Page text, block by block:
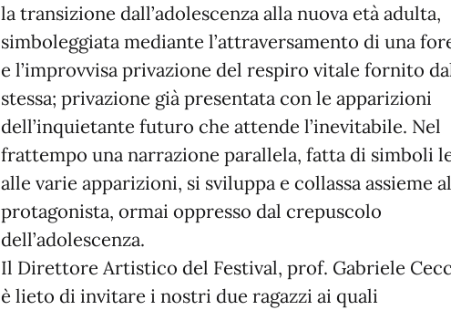
la transizione dall’adolescenza alla nuova età adulta,
simboleggiata mediante l’attraversamento di una
e l’improvvisa privazione del respiro vitale fornito
stessa; privazione già presentata con le apparizioni
dell’inquietante futuro che attende l’inevitabile. Nel
frattempo una narrazione parallela, fatta di simboli
alle varie apparizioni, si sviluppa e collassa assieme al
protagonista, ormai oppresso dal crepuscolo
dell’adolescenza.
Il Direttore Artistico del Festival, prof. Gabriele
è lieto di invitare i nostri due ragazzi ai quali